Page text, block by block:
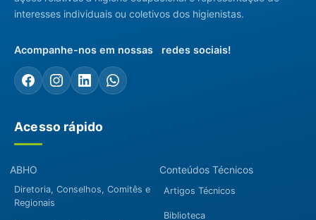
interesses individuais ou coletivos dos higienistas.
Acompanhe-nos em nossas redes sociais!
Acesso rápido
ABHO
Diretoria, Conselhos, Comitês e
Regionais
Conteúdos Técnicos
Artigos Técnicos
Biblioteca